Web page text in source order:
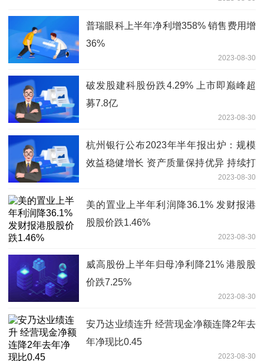
普瑞眼科上半年净利增358% 销售费用增
36%
2023-08-30
破发股建科股份跌4.29% 上市即巅峰超
募7.8亿
2023-08-30
杭州银行公布2023年半年报出炉：规模
效益稳健增长 资产质量保持优异 持续打
2023-08-30
美的置业上半年利润降36.1% 发财报港
股股价跌1.46%
2023-08-30
威高股份上半年归母净利降21% 港股股
价跌7.25%
2023-08-30
安乃达业绩连升 经营现金净额连降2年去
年净现比0.45
2023-08-30